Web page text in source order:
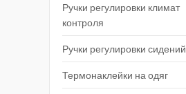
Ручки регулировки климат
контроля
Ручки регулировки сидений
Термонаклейки на одяг